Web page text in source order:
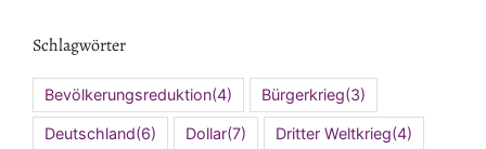
Schlagwörter
Bevölkerungsreduktion(4) Bürgerkrieg(3)
Deutschland(6) Dollar(7) Dritter Weltkrieg(4)